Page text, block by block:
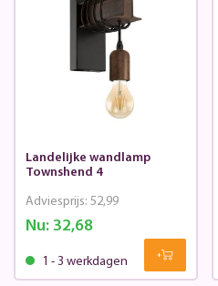
Landelijke wandlamp
Townshend 4
Nu:32,68
Adviesprijs: 52,99
1 - 3 werkdagen